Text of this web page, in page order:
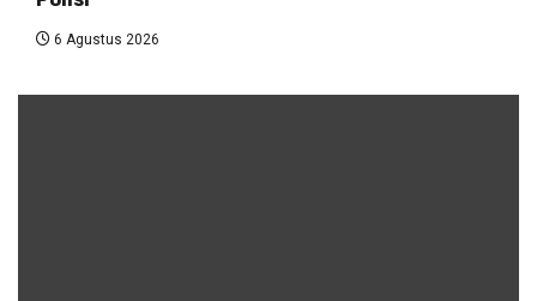
6 Agustus 2026